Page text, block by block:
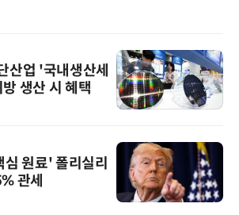
산업 '국내생산세
생산 시 혜택
원료' 폴리실리
관세